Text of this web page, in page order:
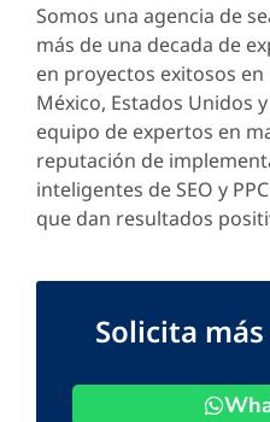
Somos una agencia de
más de una decada de
en proyectos exitosos
México, Estados Unidos
equipo de expertos en
reputación de
inteligentes de SEO y
que dan resultados
Solicita